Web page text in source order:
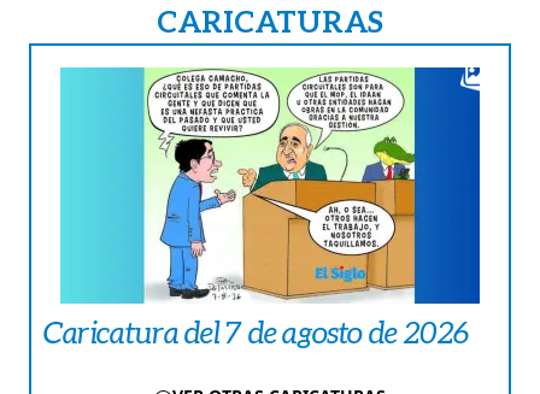
CARICATURAS
Caricatura del 7 de agosto de 2026